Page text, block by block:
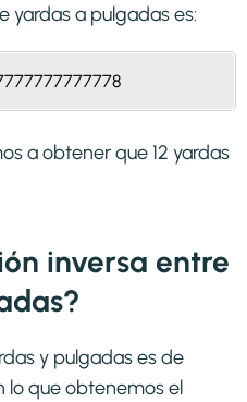
yardas a pulgadases:
a obtener que 12 yardas
inversa entre
y pulgadas es de
lo que obtenemos el